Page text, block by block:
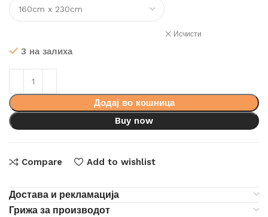
11,666 ден. 8,166 ден.
Исчисти
3 на залиха
Додај во кошница
Buy now
Compare Add to wishlist
Достава и рекламација
Грижа за производот